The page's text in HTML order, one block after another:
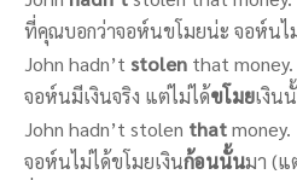
ที่คุณบอกว่าจอห์นขโมยน่ะ จอห์นไ
John hadn’t stolen that money.
จอห์นมีเงินจริง แต่ไม่ได้ขโมยเงิน
John hadn’t stolen thatmoney.
จอห์นไม่ได้ขโมยเงินก้อนนั้นมา (แ